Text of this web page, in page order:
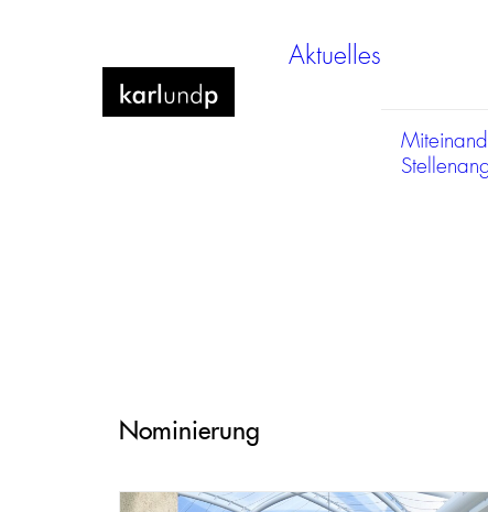
Aktuelles
Nominierung